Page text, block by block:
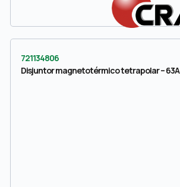
721134806
Disjuntor magnetotérmico tetrapolar – 63A